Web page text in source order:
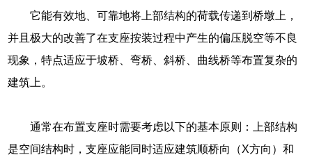
它能有效地、可靠地将上部结构的荷载传递到桥墩上，
并且极大的改善了在支座按装过程中产生的偏压脱空等不良
现象，特点适应于坡桥、弯桥、斜桥、曲线桥等布置复杂的
建筑上。
通常在布置支座时需要考虑以下的基本原则：上部结构
是空间结构时，支座应能同时适应建筑顺桥向（X方向）和